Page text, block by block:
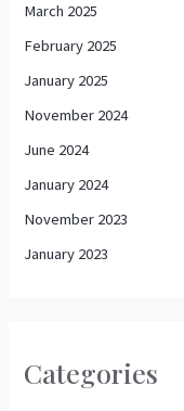
March 2025
February 2025
January 2025
November 2024
June 2024
January 2024
November 2023
January 2023
Categories